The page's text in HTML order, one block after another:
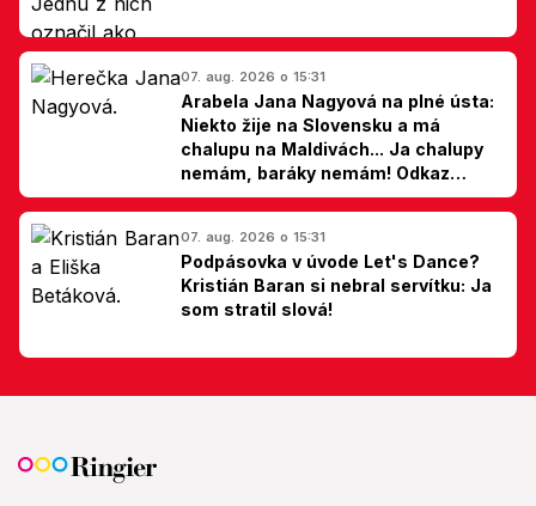
07. aug. 2026 o 15:31
Arabela Jana Nagyová na plné ústa:
Niekto žije na Slovensku a má
chalupu na Maldivách... Ja chalupy
nemám, baráky nemám! Odkaz
Slovákom
07. aug. 2026 o 15:31
Podpásovka v úvode Let's Dance?
Kristián Baran si nebral servítku: Ja
som stratil slová!